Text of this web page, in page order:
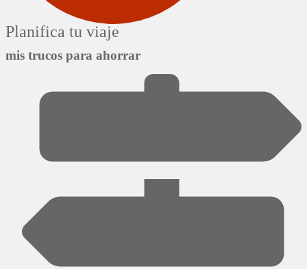
Planifica tu viaje
mis trucos para ahorrar